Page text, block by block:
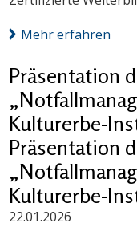
Mehr erfahren
Präsentation
Kulturerbe-
Präsentation
Kulturerbe-
22.01.2026